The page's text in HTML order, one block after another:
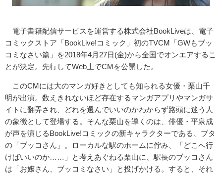
電子書籍配信サービスを運営する株式会社BookLiveは、電子
コミックストア「BookLive!コミック」初のTVCM「GWもブッ
コミなさい篇」を2018年4月27日(金)から全国でオンエアするこ
とが決定。先行してWeb上でCMを公開した。
このCMには大のマンガ好きとしても知られる女優・栗山千
明が出演。数えきれないほど存在するマンガアプリやマンガサ
イトに翻弄され、どれを選んでいいのかわからず路頭に迷う人
の象徴として登場する。そんな栗山を導くのは、俳優・平泉成
が声を演じるBookLive!コミックの新キャラクターである、ブタ
の「ブッコさん」。ローカルな駅のホームに佇み、「どこへ行
けばいいのか……」と考えあぐねる栗山に、駅長のブッコさん
は「お嬢さん、ブッコミなさい」と投げかける。すると、それ